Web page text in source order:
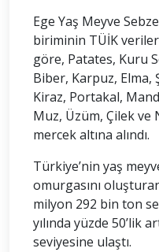
Ege Yaş Meyve
biriminin TÜİK
göre, Patates, Kuru
Biber, Karpuz, Elma,
Kiraz, Portakal,
Muz, Üzüm, Çilek ve
mercek altına alındı.
Türkiye’nin yaş
omurgasını
milyon 292 bin ton
yılında yüzde 50’lik
seviyesine ulaştı.